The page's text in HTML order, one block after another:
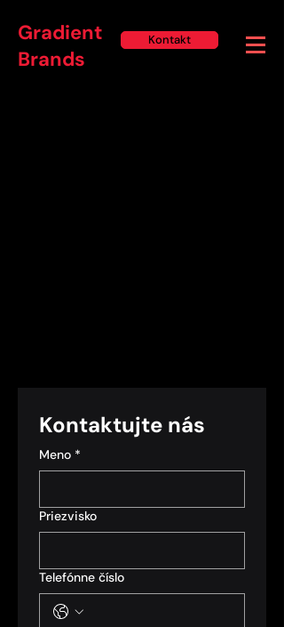
Gradient
Brands
Kontakt
Kontaktujte nás
Meno *
Priezvisko
Telefónne číslo